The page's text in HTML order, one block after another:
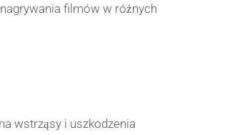
filmów w różnych
wstrząsy i uszkodzenia